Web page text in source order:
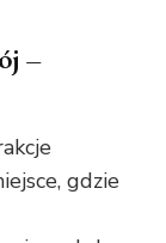
–
gdzie